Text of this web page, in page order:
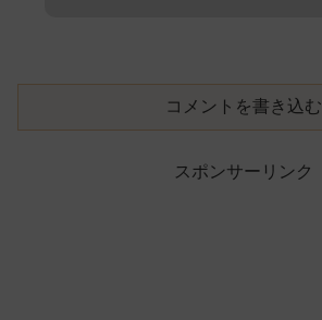
コメントを書き込む
スポンサーリンク